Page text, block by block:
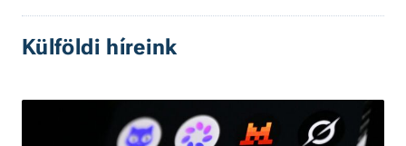
Külföldi híreink